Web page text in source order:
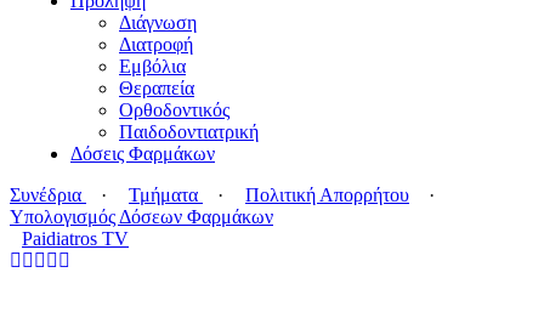
Διάγνωση
Διατροφή
Εμβόλια
Θεραπεία
Ορθοδοντικός
Παιδοδοντιατρική
Δόσεις Φαρμάκων
Συνέδρια
· Τμήματα · Πολιτική Απορρήτου
·
Υπολογισμός Δόσεων Φαρμάκων
Paidiatros TV